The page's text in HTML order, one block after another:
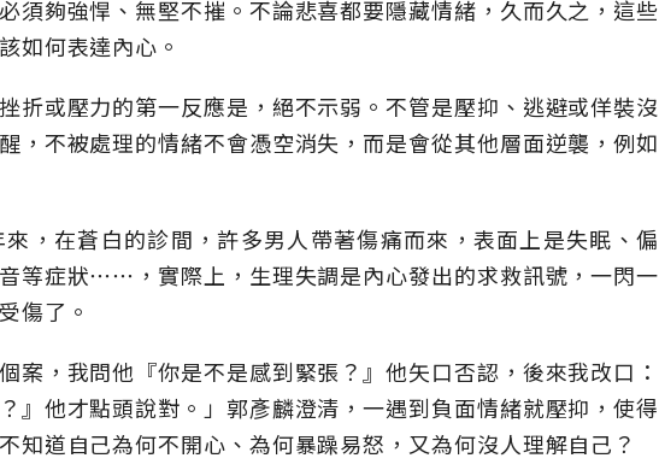
須夠強悍、無堅不摧。不論悲喜都要隱藏情緒，久而久之，這些
如何表達內心。
折或壓力的第一反應是，絕不示弱。不管是壓抑、逃避或佯裝沒
，不被處理的情緒不會憑空消失，而是會從其他層面逆襲，例如
，在蒼白的診間，許多男人帶著傷痛而來，表面上是失眠、偏
等症狀⋯⋯，實際上，生理失調是內心發出的求救訊號，一閃一
傷了。
案，我問他『你是不是感到緊張？』他矢口否認，後來我改口：
』他才點頭說對。」郭彥麟澄清，一遇到負面情緒就壓抑，使得
知道自己為何不開心、為何暴躁易怒，又為何沒人理解自己？